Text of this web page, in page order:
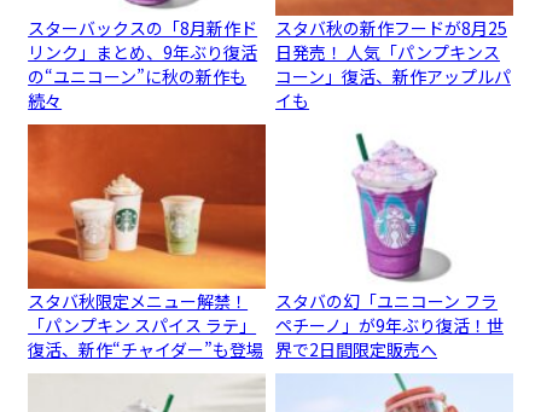
スターバックスの「8月新作ド
リンク」まとめ、9年ぶり復活
の“ユニコーン”に秋の新作も
続々
スタバ秋の新作フードが8月25
日発売！ 人気「パンプキンス
コーン」復活、新作アップルパ
イも
スタバ秋限定メニュー解禁！
「パンプキン スパイス ラテ」
復活、新作“チャイダー”も登場
スタバの幻「ユニコーン フラ
ペチーノ」が9年ぶり復活！世
界で2日間限定販売へ